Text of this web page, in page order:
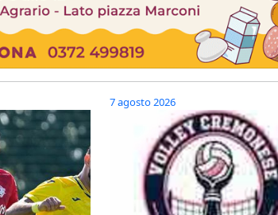
7 agosto 2026